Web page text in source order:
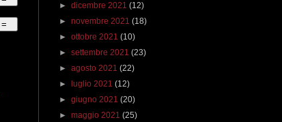
►dicembre 2021(12)
►novembre 2021(18)
►ottobre 2021(10)
►settembre 2021(23)
►agosto 2021(22)
►
luglio 2021(12)
►giugno 2021(20)
►maggio 2021(25)